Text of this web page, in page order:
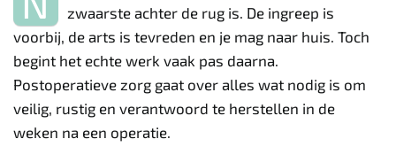
zwaarste achter de rug is. De ingreep is
voorbij, de arts is tevreden en je mag naar huis. Toch
begint het echte werk vaak pas daarna.
Postoperatieve zorg gaat over alles wat nodig is om
veilig, rustig en verantwoord te herstellen in de
weken na een operatie.